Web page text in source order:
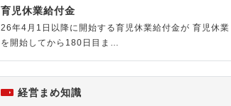
育児休業給付金
26年4月1日以降に開始する育児休業給付金が 育児休業
を開始してから180日目ま…
経営まめ知識